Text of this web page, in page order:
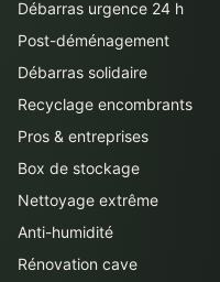
Débarras urgence 24 h
Post-déménagement
Débarras solidaire
Recyclage encombrants
Pros & entreprises
Box de stockage
Nettoyage extrême
Anti-humidité
Rénovation cave